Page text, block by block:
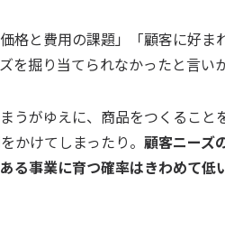
格と費用の課題」「顧客に好
を掘り当てられなかったと言い
うがゆえに、商品をつくるこ
かけてしまったり。 顧客ニーズ
る事業に育つ確率はきわめて低